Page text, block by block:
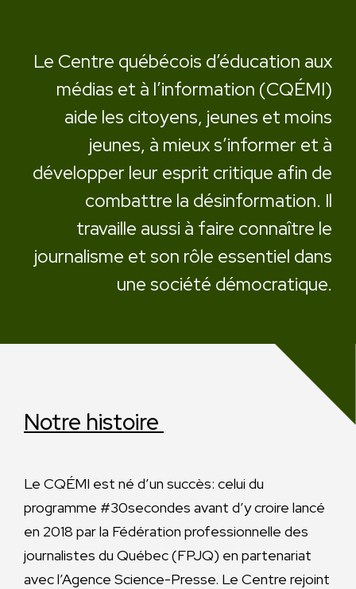
Le Centre québécois d’éducation aux
médias et à l’information (CQÉMI)
aide les citoyens, jeunes et moins
jeunes, à mieux s’informer et à
développer leur esprit critique afin de
combattre la désinformation. Il
travaille aussi à faire connaître le
journalisme et son rôle essentiel dans
une société démocratique.
Notre histoire
Le CQÉMI est né d’un succès: celui du
programme #30secondes avant d’y croire lancé
en 2018 par la Fédération professionnelle des
journalistes du Québec (FPJQ) en partenariat
avec l’Agence Science-Presse. Le Centre rejoint